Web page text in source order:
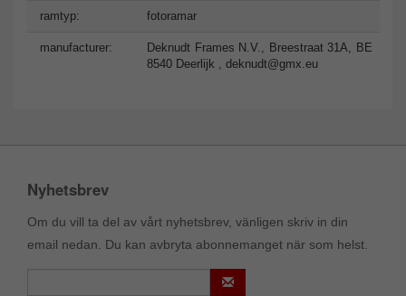
ramtyp: fotoramar
manufacturer:
Deknudt Frames N.V., Breestraat 31A, BE
8540 Deerlijk , deknudt@gmx.eu
Nyhetsbrev
Om du vill ta del av vårt nyhetsbrev, vänligen skriv in din
email nedan. Du kan avbryta abonnemanget när som helst.